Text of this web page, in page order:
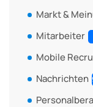
Markt &
Mitarbeiter
Mobile
Nachrichten